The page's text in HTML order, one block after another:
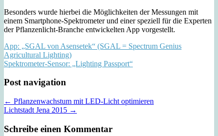
Besonders wurde hierbei die Möglichkeiten der Messungen mit
einem Smartphone-Spektrometer und einer speziell für die Experten
der Pflanzenlicht-Branche entwickelten App vorgestellt.
App: „SGAL von Asensetek“ (SGAL = Spectrum Genius
Agricultural Lighting)
Spektrometer-Sensor: „Lighting Passport“
Post navigation
← Pflanzenwachstum mit LED-Licht optimieren
Lichtstadt Jena 2015 →
Schreibe einen Kommentar